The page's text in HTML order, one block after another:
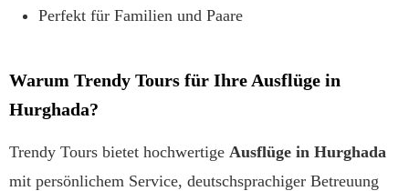
Perfekt für Familien und Paare
Warum Trendy Tours für Ihre Ausflüge in
Hurghada?
Trendy Tours bietet hochwertige Ausflüge in Hurghada
mit persönlichem Service, deutschsprachiger Betreuung